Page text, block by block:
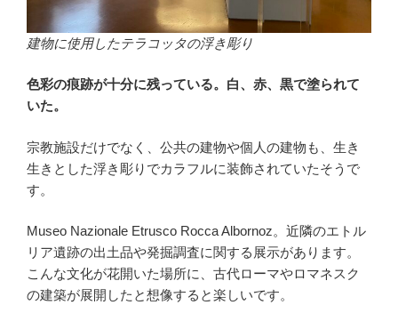
建物に使用したテラコッタの浮き彫り
色彩の痕跡が十分に残っている。白、赤、黒で塗られて
いた。
宗教施設だけでなく、公共の建物や個人の建物も、生き
生きとした浮き彫りでカラフルに装飾されていたそうで
す。
Museo Nazionale Etrusco Rocca Albornoz。近隣のエトル
リア遺跡の出土品や発掘調査に関する展示があります。
こんな文化が花開いた場所に、古代ローマやロマネスク
の建築が展開したと想像すると楽しいです。